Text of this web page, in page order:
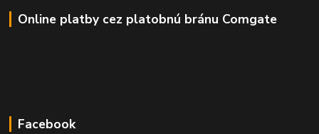
Online platby cez platobnú bránu Comgate
Facebook